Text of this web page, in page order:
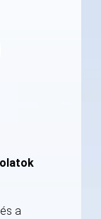
a